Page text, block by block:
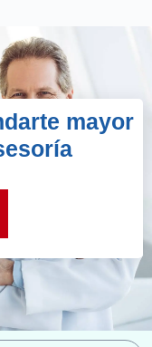
mayor